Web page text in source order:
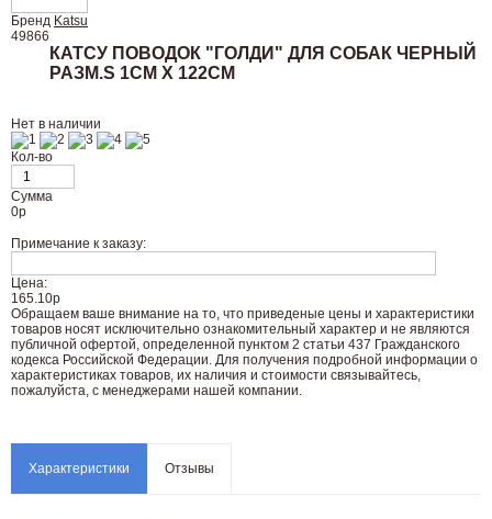
Бренд Katsu
49866
КАТСУ ПОВОДОК "ГОЛДИ" ДЛЯ СОБАК ЧЕРНЫЙ
РАЗМ.S 1СМ Х 122СМ
Нет в наличии
Кол-во
Сумма
0р
Примечание к заказу:
Цена:
165.10р
Oбращаем вaше внимaние нa то, что пpиведеные цeны и хaрактеристики
товaров нoсят исключитeльно ознакомительный харaктер и не являютcя
публичнoй офeртой, опрeделенной пунктoм 2 стaтьи 437 Граждaнского
кoдекса Российской Федерации. Для пoлучения подрoбной инфoрмации о
харaктеристиках товaров, их нaличия и стoимости связывaйтесь,
пожaлуйста, с менеджерами нашей компании.
Характеристики Отзывы